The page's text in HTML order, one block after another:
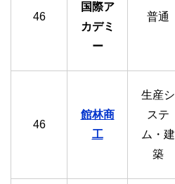
46
国際ア
カデミ
ー
普通
46
館林商
工
生産シ
ステ
ム・建
築